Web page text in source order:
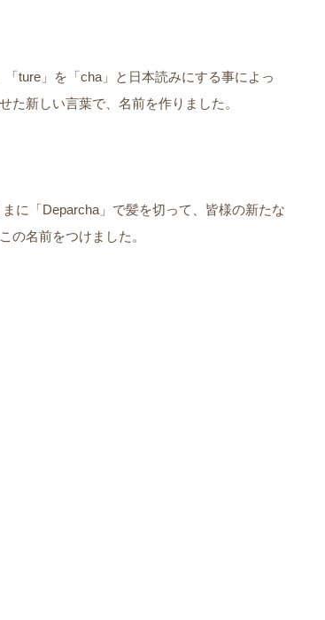
ture」を「cha」と日本読みにする事によっ
た新しい言葉で、名前を作りました。
に「Deparcha」で髪を切って、皆様の新たな
の名前をつけました。